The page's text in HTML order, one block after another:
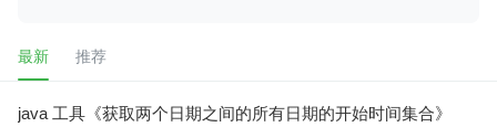
最新 推荐
java 工具《获取两个日期之间的所有日期的开始时间集合》